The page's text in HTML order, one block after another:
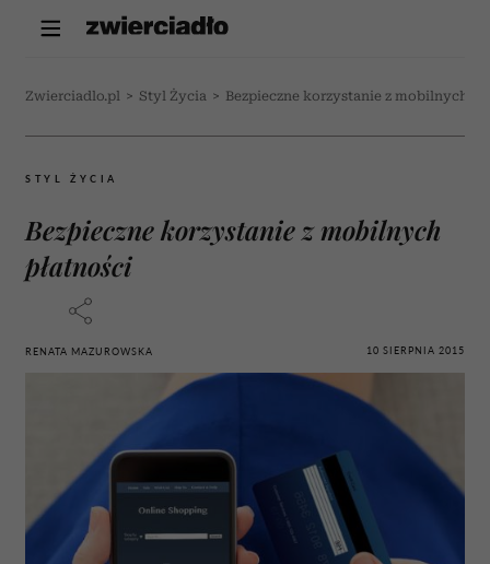
Zwierciadlo.pl > Styl Życia > Bezpieczne korzystanie z mobilnych
STYL ŻYCIA
Bezpieczne korzystanie z mobilnych
płatności
RENATA MAZUROWSKA 10 SIERPNIA 2015